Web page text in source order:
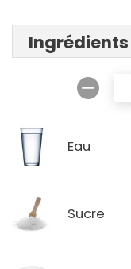
Ingrédients
Eau
Sucre